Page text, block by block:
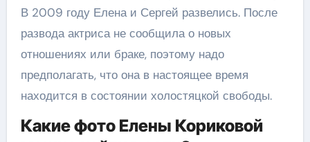
В 2009 году Елена и Сергей развелись. После
развода актриса не сообщила о новых
отношениях или браке, поэтому надо
предполагать, что она в настоящее время
находится в состоянии холостяцкой свободы.
Какие фото Елены Кориковой